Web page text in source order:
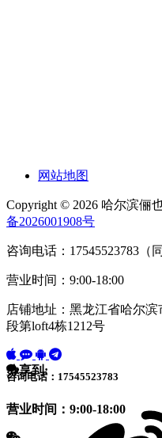
网站地图
Copyright © 2026 哈尔滨俪
备2026001908号
咨询电话：17545523783（
营业时间：9:00-18:00
店铺地址：黑龙江省哈尔
段第loft4栋1212号
咨询电话：17545523783
营业时间：9:00-18:00
分享到: